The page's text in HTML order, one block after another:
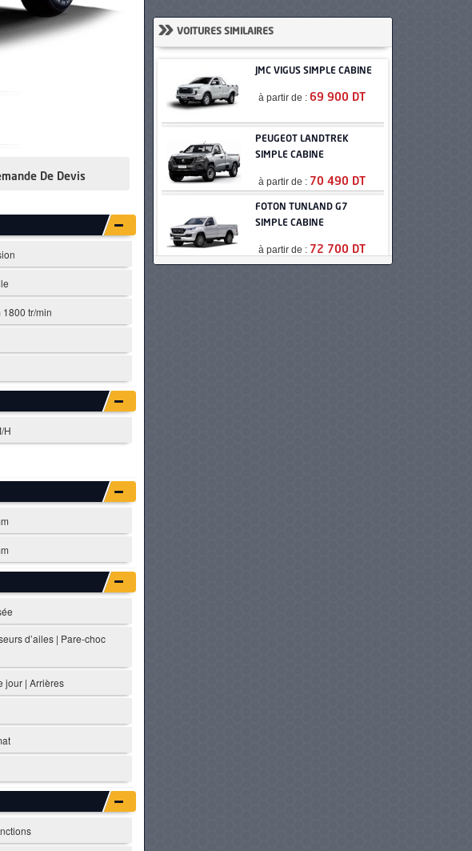
De Devis
1800 tr/min
H
d’ailes | Pare-choc
jour | Arrières
» VOITURES SIMILAIRES
JMC VIGUS SIMPLE CABINE
à partir de :69 900 DT
PEUGEOT LANDTREK
SIMPLE CABINE
à partir de : 70 490 DT
FOTON TUNLAND G7
SIMPLE CABINE
à partir de : 72 700 DT